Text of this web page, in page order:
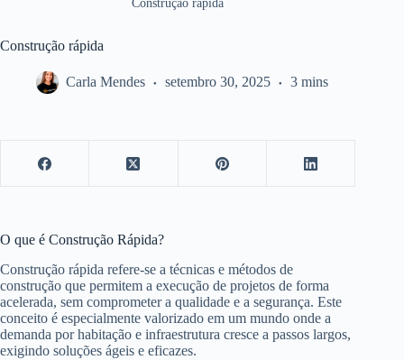
Construção rápida
Construção rápida
Carla Mendes setembro 30, 2025 3 mins
O que é Construção Rápida?
Construção rápida refere-se a técnicas e métodos de
construção que permitem a execução de projetos de forma
acelerada, sem comprometer a qualidade e a segurança. Este
conceito é especialmente valorizado em um mundo onde a
demanda por habitação e infraestrutura cresce a passos largos,
exigindo soluções ágeis e eficazes.